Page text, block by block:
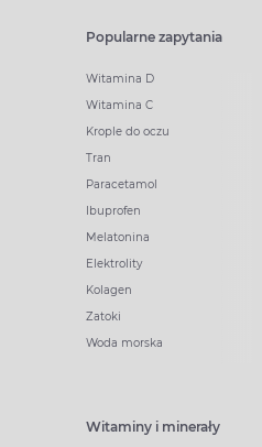
Popularne zapytania
Witamina D
Witamina C
Krople do oczu
Tran
Paracetamol
Ibuprofen
Melatonina
Elektrolity
Kolagen
Zatoki
Woda morska
Witaminy i minerały